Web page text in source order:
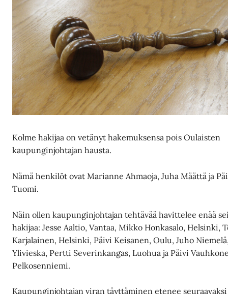
Kolme hakijaa on vetänyt hakemuksensa pois Oulaisten
kaupunginjohtajan hausta.
Nämä henkilöt ovat Marianne Ahmaoja, Juha Määttä ja
Tuomi.
Näin ollen kaupunginjohtajan tehtävää havittelee enää
hakijaa: Jesse Aaltio, Vantaa, Mikko Honkasalo, Helsinki,
Karjalainen, Helsinki, Päivi Keisanen, Oulu, Juho
Ylivieska, Pertti Severinkangas, Luohua ja Päivi
Pelkosenniemi.
Kaupunginjohtajan viran täyttäminen etenee seuraavaksi